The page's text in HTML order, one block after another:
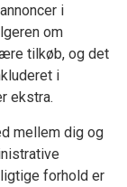
i
om
tilkøb, og det
i
ekstra.
mellem dig og
forhold er